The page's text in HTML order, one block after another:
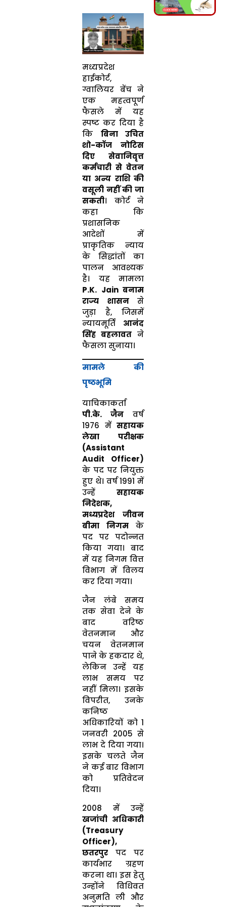
मध्यप्रदेश
हाईकोर्ट,
ग्वालियर बेंच ने
एक महत्वपूर्ण
फैसले में यह
स्पष्ट कर दिया है
कि बिना उचित
शो-कॉज नोटिस
दिए सेवानिवृत्त
कर्मचारी से वेतन
या अन्य राशि की
वसूली नहीं की जा
सकती। कोर्ट ने
कहा कि
प्रशासनिक
आदेशों में
प्राकृतिक न्याय
के सिद्धांतों का
पालन आवश्यक
है। यह मामला
P.K. Jain बनाम
राज्य शासनसे
जुड़ा है, जिसमें
न्यायमूर्ति आनंद
सिंह बहलावत ने
फैसला सुनाया।
मामले की
पृष्ठभूमि
याचिकाकर्ता
पी.के. जैन वर्ष
1976 मेंसहायक
लेखा परीक्षक
(Assistant
Audit Officer)
के पद पर नियुक्त
हुए थे। वर्ष 1991 में
उन्हेंसहायक
निदेशक,
मध्यप्रदेश जीवन
बीमा निगमके
पद पर पदोन्नत
किया गया। बाद
में यह निगम वित्त
विभाग में विलय
कर दिया गया।
जैन लंबे समय
तक सेवा देने के
बाद वरिष्ठ
वेतनमान और
चयन वेतनमान
पाने के हकदार थे,
लेकिन उन्हें यह
लाभ समय पर
नहीं मिला। इसके
विपरीत, उनके
कनिष्ठ
अधिकारियों को 1
जनवरी 2005 से
लाभ दे दिया गया।
इसके चलते जैन
ने कई बार विभाग
को प्रतिवेदन
दिया।
2008 में उन्हें
खजांची अधिकारी
(Treasury
Officer),
छतरपुरपद पर
कार्यभार ग्रहण
करना था। इस हेतु
उन्होंने विधिवत
अनुमति ली और